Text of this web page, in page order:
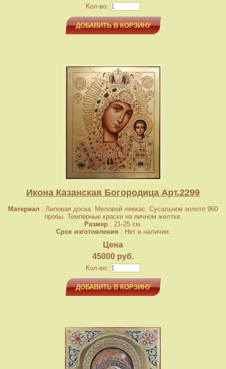
Кол-во:
ДОБАВИТЬ В КОРЗИНУ
Икона Казанская Богородица Арт.2299
Материал : Липовая доска. Меловой левкас. Сусальное золото 960
пробы. Темперные краски на яичном желтке.
Размер: 21-25 см.
Срок изготовления : Нет в наличии.
Цена
45000 руб.
Кол-во:
ДОБАВИТЬ В КОРЗИНУ